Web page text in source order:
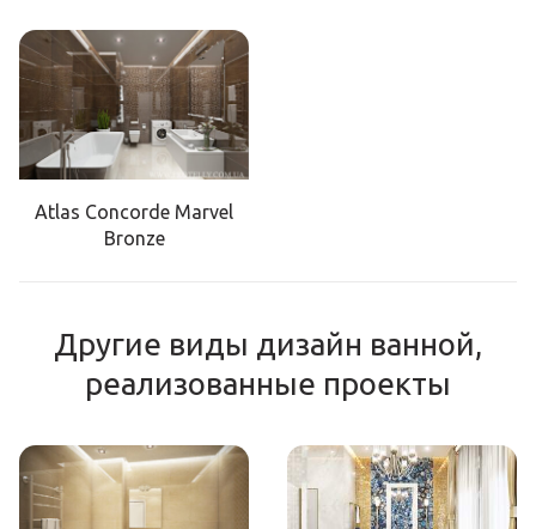
Atlas Concorde Marvel
Bronze
Другие виды дизайн ванной,
реализованные проекты